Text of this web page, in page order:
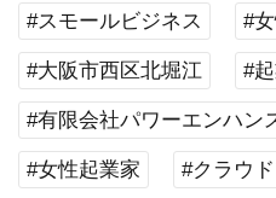
#スモールビジネス #
#大阪市西区北堀江 #
#有限会社パワーエンハン
#女性起業家 #クラウ